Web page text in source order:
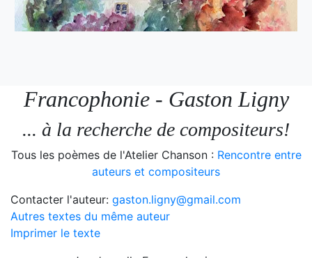
Francophonie - Gaston Ligny
... à la recherche de compositeurs!
Tous les poèmes de l'Atelier Chanson : Rencontre entre
auteurs et compositeurs
Contacter l'auteur: gaston.ligny@gmail.com
Autres textes du même auteur
Imprimer le texte